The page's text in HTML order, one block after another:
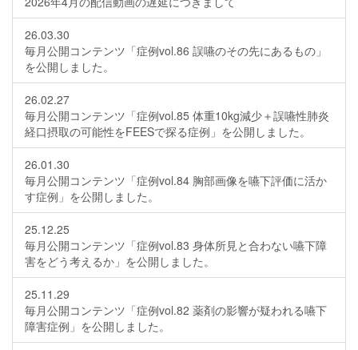
26.03.30
毎月公開コンテンツ「症例vol.86 誤嚥のその先にあるもの」
を公開しました。
26.02.27
毎月公開コンテンツ「症例vol.85 体重10kg減少＋誤嚥性肺炎
経口摂取の可能性をFEESで探る症例」を公開しました。
26.01.30
毎月公開コンテンツ「症例vol.84 胸部画像を嚥下評価に活か
す症例」を公開しました。
25.12.25
毎月公開コンテンツ「症例vol.83 身体所見と合わない嚥下障
害をどう考えるか」を公開しました。
25.11.29
毎月公開コンテンツ「症例vol.82 薬剤の影響が疑われる嚥下
障害症例」を公開しました。